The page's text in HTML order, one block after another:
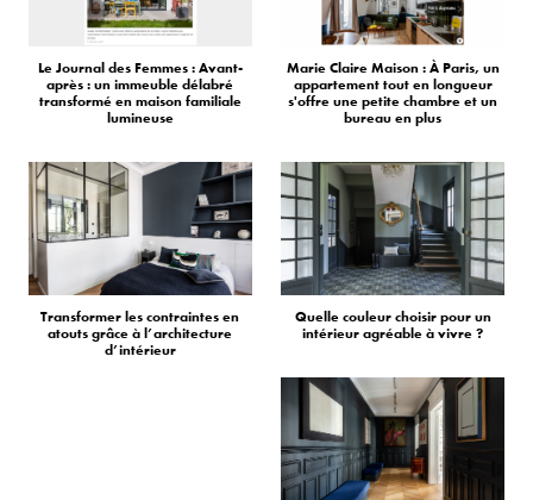
Le Journal des Femmes : Avant-
après : un immeuble délabré
transformé en maison familiale
lumineuse
Marie Claire Maison : À Paris, un
appartement tout en longueur
s'offre une petite chambre et un
bureau en plus
Transformer les contraintes en
atouts grâce à l’architecture
d’intérieur
Quelle couleur choisir pour un
intérieur agréable à vivre ?